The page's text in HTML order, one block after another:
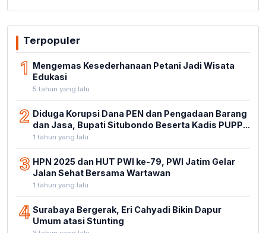
Terpopuler
1 Mengemas Kesederhanaan Petani Jadi Wisata
Edukasi
5 tahun yang lalu
2 Diduga Korupsi Dana PEN dan Pengadaan Barang
dan Jasa, Bupati Situbondo Beserta Kadis PUPP...
1 tahun yang lalu
3 HPN 2025 dan HUT PWI ke-79, PWI Jatim Gelar
Jalan Sehat Bersama Wartawan
1 tahun yang lalu
4 Surabaya Bergerak, Eri Cahyadi Bikin Dapur
Umum atasi Stunting